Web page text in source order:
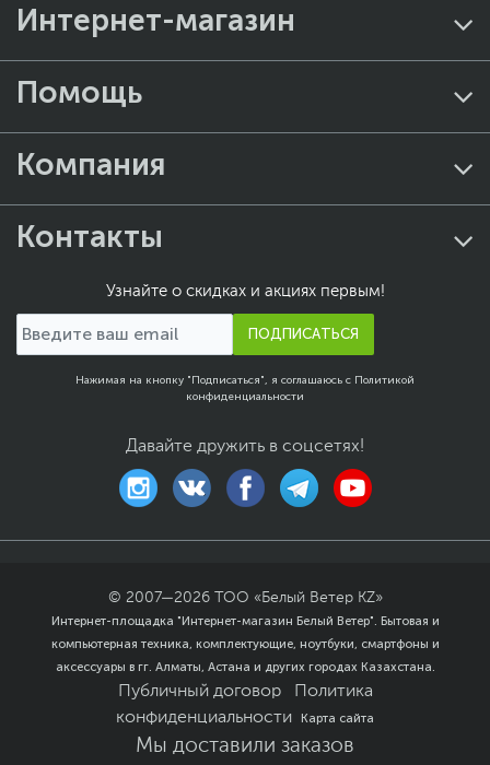
Интернет-магазин
Помощь
Компания
Контакты
Узнайте о скидках и акциях первым!
ПОДПИСАТЬСЯ
Нажимая на кнопку "Подписаться", я соглашаюсь с Политикой
конфиденциальности
Давайте дружить в соцсетях!
© 2007—2026 ТОО «Белый Ветер KZ»
Интернет-площадка "Интернет-магазин Белый Ветер". Бытовая и
компьютерная техника, комплектующие, ноутбуки, смартфоны и
аксессуары в гг. Алматы, Астана и других городах Казахстана.
Публичный договор
Политика
конфиденциальности
Карта сайта
Мы доставили заказов